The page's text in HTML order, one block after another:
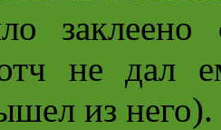
не дал
из него).